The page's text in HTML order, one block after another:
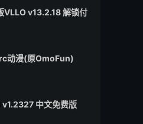
VLLO v13.2.18 解锁付
动漫(原OmoFun)
中文免费版